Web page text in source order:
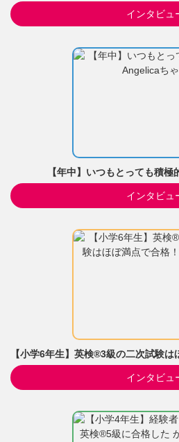
インタビュ
【年中】いつもとっても積
インタビュ
【小学6年生】英検®3級の二次試験
インタビュ